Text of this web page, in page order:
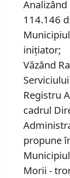
114.146
inițiator;
Văzând
Registru
cadrul
propune
Morii -